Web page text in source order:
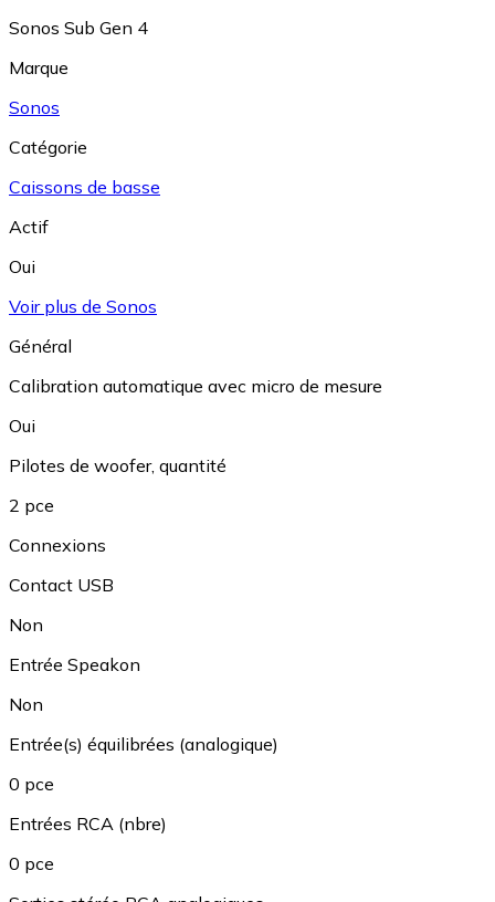
Sonos Sub Gen 4
Marque
Sonos
Catégorie
Caissons de basse
Actif
Oui
Voir plus de Sonos
Général
Calibration automatique avec micro de mesure
Oui
Pilotes de woofer, quantité
2 pce
Connexions
Contact USB
Non
Entrée Speakon
Non
Entrée(s) équilibrées (analogique)
0 pce
Entrées RCA (nbre)
0 pce